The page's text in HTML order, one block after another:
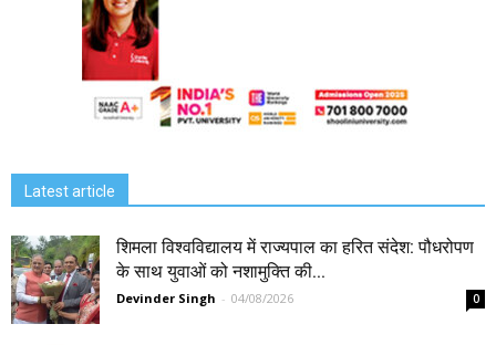
Latest article
शिमला विश्वविद्यालय में राज्यपाल का हरित संदेश: पौधरोपण
के साथ युवाओं को नशामुक्ति की...
Devinder Singh - 04/08/2026 0